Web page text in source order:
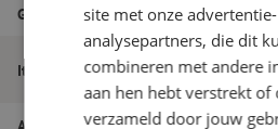
Grade B
Itemnaam
Patchkabel
1.8mm, 22m
site met onze
analysepartners, die dit
combineren met andere
aan hen hebt verstrekt of
verzameld door jouw